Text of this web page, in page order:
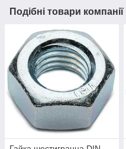
Подібні товари компанії